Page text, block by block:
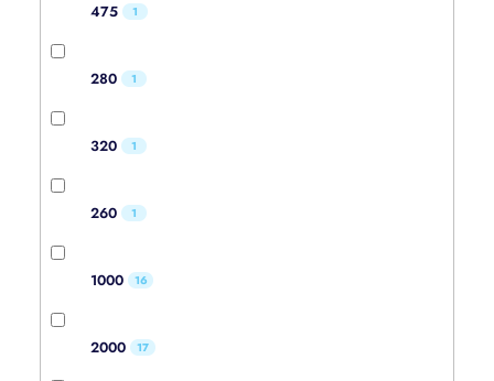
475 1
280 1
320 1
260 1
1000 16
2000 17